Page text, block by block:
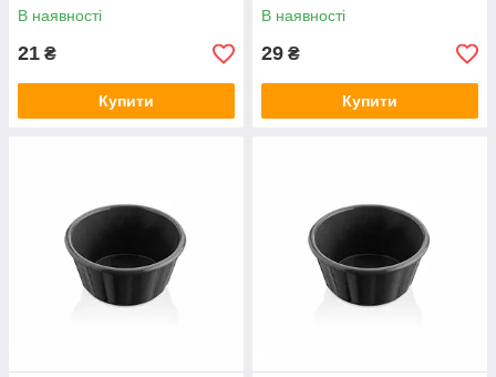
В наявності
21 ₴
Купити
В наявності
29 ₴
Купити